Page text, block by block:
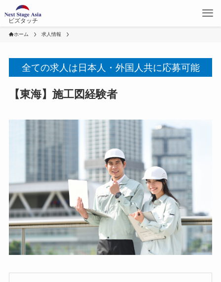
ビズタッチ
ホーム 求人情報
全ての求人は日本人・外国人共に応募可能
【東海】施工図経験者